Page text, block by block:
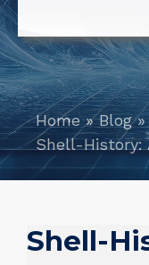
Home»Blog
Shell-History:
Shell-